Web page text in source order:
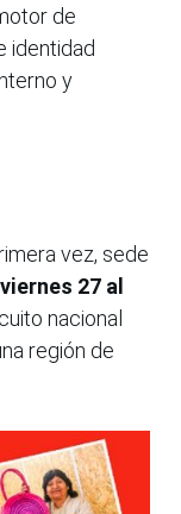
de
identidad
y
vez, sede
viernes 27 al
nacional
región de